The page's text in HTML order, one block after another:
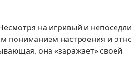
на игривый и
пониманием настроения и
она «заражает» своей